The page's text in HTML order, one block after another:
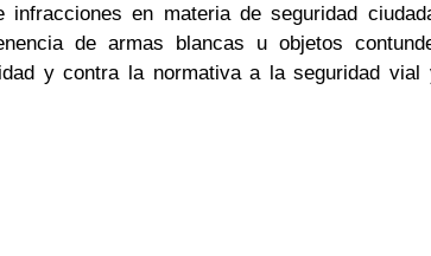
en materia de seguridad
de armas blancas u objetos
y contra la normativa a la seguridad vial